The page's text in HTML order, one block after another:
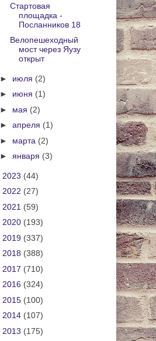
Стартовая
площадка -
Посланников 18
Велопешеходный
мост через Яузу
открыт
► июля (2)
► июня (1)
► мая (2)
► апреля (1)
► марта (2)
► января (3)
2023 (44)
2022 (27)
2021 (59)
2020 (193)
2019 (337)
2018 (388)
2017 (710)
2016 (324)
2015 (100)
2014 (107)
2013 (175)